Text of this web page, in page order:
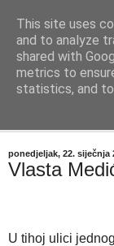
"Kvaka"
Časopis za
ponedjeljak, 22. siječnja
Vlasta
U tihoj ulici
This site uses
and to analyze
shared with
metrics to
statistics, and